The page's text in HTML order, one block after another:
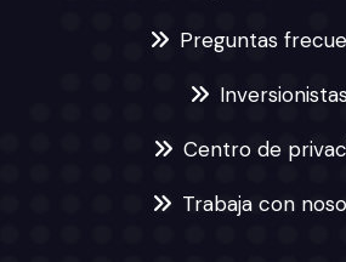
Preguntas
Centro de
Trabaja con